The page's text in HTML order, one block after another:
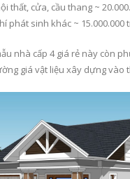
thất, cửa, cầu thang ~
phát sinh khác ~ 15.000.000
nhà cấp 4 giá rẻ này còn
giá vật liệu xây dựng vào